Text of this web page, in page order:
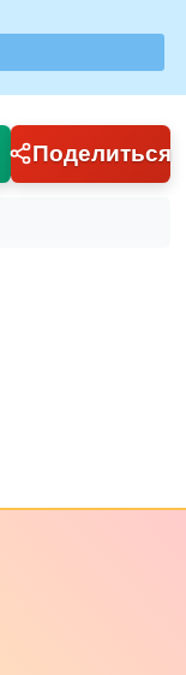
Поделиться